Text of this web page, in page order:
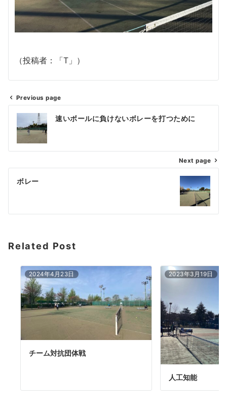
（投稿者：「T」）
投
稿
ナ
ビ
ゲ
シ
ン
Previous page
速いボールに負けないボレーを打つために
Next page
ボレー
Related Post
2024年4月23日
チーム対抗団体戦
2023年3月19日
人工知能